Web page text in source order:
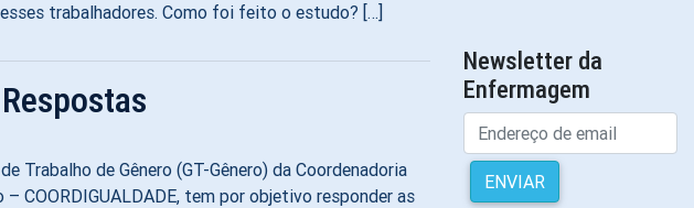
trabalhadores. Como foi feito o estudo? […]
de Gênero (GT-Gênero) da Coordenadoria
COORDIGUALDADE, tem por objetivo responder as
Newsletter da
Enfermagem
ENVIAR